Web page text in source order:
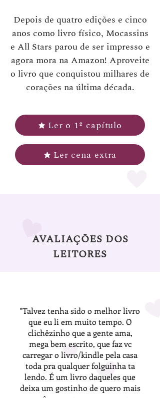
Depois de quatro edições e cinco
anos como livro físico, Mocassins
e All Stars parou de ser impresso e
agora mora na Amazon! Aproveite
o livro que conquistou milhares de
corações na última década.
Ler o 1º capítulo
Ler cena extra
AVALIAÇÕES DOS
LEITORES
"Talvez tenha sido o melhor livro
que eu li em muito tempo. O
clichêzinho que a gente ama,
mega bem escrito, que faz vc
carregar o livro/kindle pela casa
toda pra qualquer folguinha ta
lendo. É um livro daqueles que
deixa um gostinho de quero mais